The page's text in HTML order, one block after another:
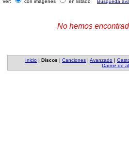
Ver: con imágenes en listado Búsqueda
No hemos
Inicio | Discos | Canciones | Avanzado |
Darme de